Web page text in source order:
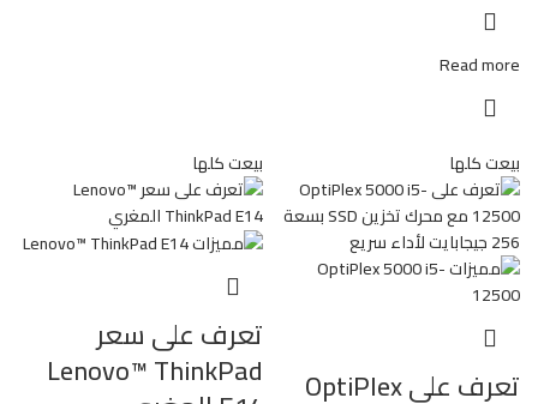
Read more
بيعت كلها
تعرف على OptiPlex
بيعت كلها
تعرف على سعر
Lenovo™ ThinkPad